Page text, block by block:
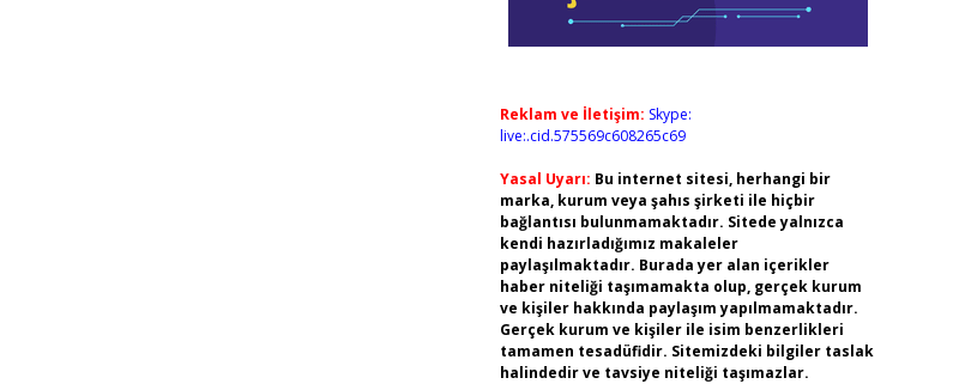
Reklam ve İletişim: Skype:
live:.cid.575569c608265c69
Yasal Uyarı: Bu internet sitesi, herhangi bir
marka, kurum veya şahıs şirketi ile hiçbir
bağlantısı bulunmamaktadır. Sitede yalnızca
kendi hazırladığımız makaleler
paylaşılmaktadır. Burada yer alan içerikler
haber niteliği taşımamakta olup, gerçek kurum
ve kişiler hakkında paylaşım yapılmamaktadır.
Gerçek kurum ve kişiler ile isim benzerlikleri
tamamen tesadüfidir. Sitemizdeki bilgiler taslak
halindedir ve tavsiye niteliği taşımazlar.